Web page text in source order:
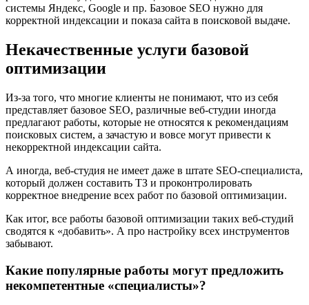
системы Яндекс, Google и пр. Базовое SEO нужно для
корректной индексации и показа сайта в поисковой выдаче.
Некачественные услуги базовой
оптимизации
Из-за того, что многие клиенты не понимают, что из себя
представляет базовое SEO, различные веб-студии иногда
предлагают работы, которые не относятся к рекомендациям
поисковых систем, а зачастую и вовсе могут привести к
некорректной индексации сайта.
А иногда, веб-студия не имеет даже в штате SEO-специалиста,
который должен составить ТЗ и проконтролировать
корректное внедрение всех работ по базовой оптимизации.
Как итог, все работы базовой оптимизации таких веб-студий
сводятся к «добавить». А про настройку всех инструментов
забывают.
Какие популярные работы могут предложить
некомпетентные «специалисты»?